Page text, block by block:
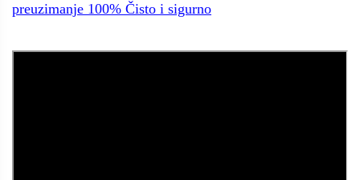
preuzimanje 100% Čisto i sigurno